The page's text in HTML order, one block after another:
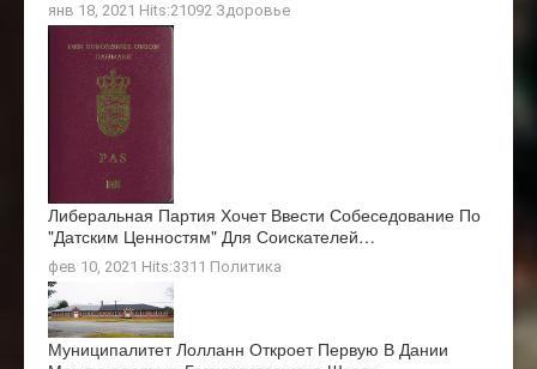
янв 18, 2021 Hits:21092 Здоровье
Либеральная Партия Хочет Ввести Собеседование По
"датским Ценностям" Для Соискателей…
фев 10, 2021 Hits:3311 Политика
Муниципалитет Лолланн Откроет Первую В Дании